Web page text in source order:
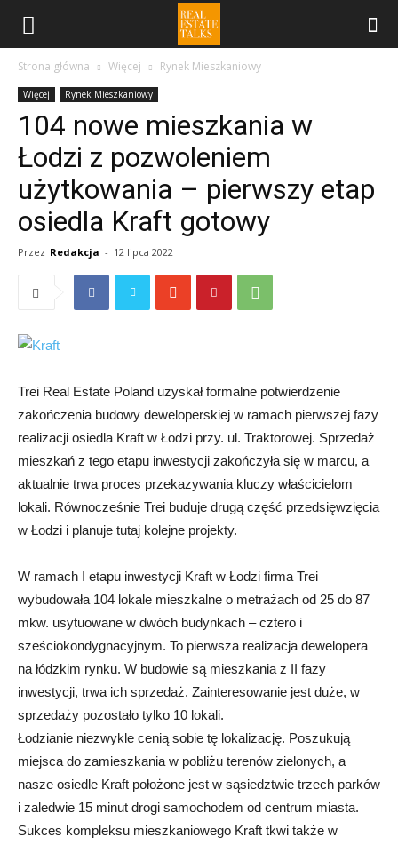
Strona główna Więcej Rynek Mieszkaniowy
Więcej Rynek Mieszkaniowy
104 nowe mieszkania w
Łodzi z pozwoleniem
użytkowania – pierwszy etap
osiedla Kraft gotowy
Przez Redakcja - 12 lipca 2022
Trei Real Estate Poland uzyskał formalne potwierdzenie
zakończenia budowy deweloperskiej w ramach pierwszej fazy
realizacji osiedla Kraft w Łodzi przy. ul. Traktorowej. Sprzedaż
mieszkań z tego etapu inwestycji zakończyła się w marcu, a
aktualnie trwa proces przekazywania kluczy właścicielom
lokali. Równocześnie Trei buduje drugą część przedsięwzięcia
w Łodzi i planuje tutaj kolejne projekty.
W ramach I etapu inwestycji Kraft w Łodzi firma Trei
wybudowała 104 lokale mieszkalne o metrażach od 25 do 87
mkw. usytuowane w dwóch budynkach – cztero i
sześciokondygnacyjnym. To pierwsza realizacja dewelopera
na łódzkim rynku. W budowie są mieszkania z II fazy
inwestycji, trwa ich sprzedaż. Zainteresowanie jest duże, w
sprzedaży pozostało tylko 10 lokali.
Łodzianie niezwykle cenią sobie tę lokalizację. Poszukują
miejsca do zamieszkania w pobliżu terenów zielonych, a
nasze osiedle Kraft położone jest w sąsiedztwie trzech parków
i zaledwie 15 minut drogi samochodem od centrum miasta.
Sukces kompleksu mieszkaniowego Kraft tkwi także w